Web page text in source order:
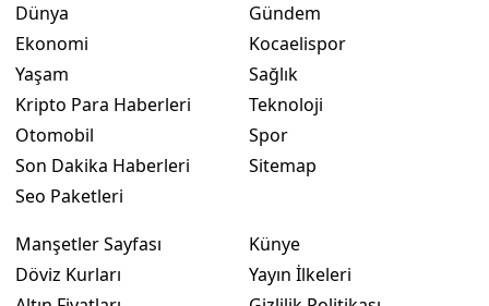
Kütahya
Dünya
Ekonomi
Yaşam
Kripto Para Haberleri
Otomobil
Son Dakika Haberleri
Seo Paketleri
Gündem
Kocaelispor
Sağlık
Teknoloji
Spor
Sitemap
Manşetler Sayfası
Döviz Kurları
Künye
Yayın İlkeleri